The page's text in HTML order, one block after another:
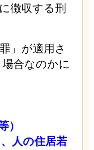
徴収する刑
」が適用さ
合なのかに
）
人の住居若